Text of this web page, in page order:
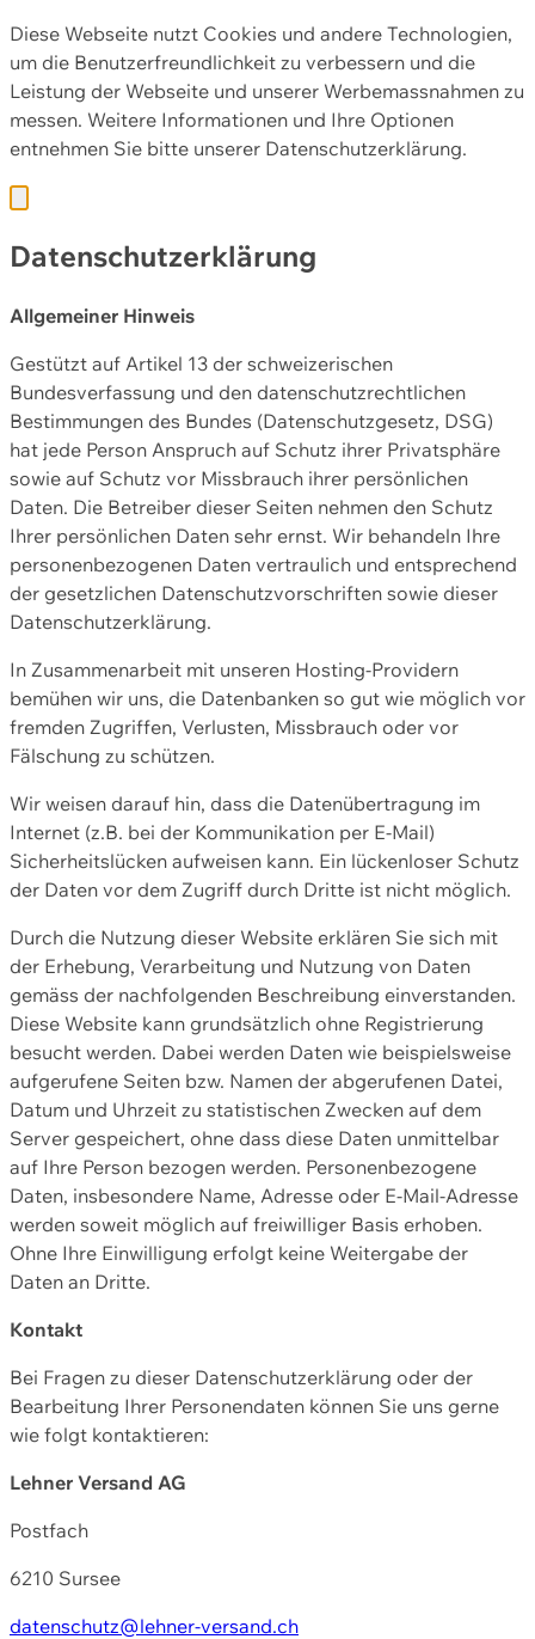
Diese Webseite nutzt Cookies und andere Technologien,
um die Benutzerfreundlichkeit zu verbessern und die
Leistung der Webseite und unserer Werbemassnahmen zu
messen. Weitere Informationen und Ihre Optionen
entnehmen Sie bitte unserer Datenschutzerklärung.
Datenschutzerklärung
Allgemeiner Hinweis
Gestützt auf Artikel 13 der schweizerischen
Bundesverfassung und den datenschutzrechtlichen
Bestimmungen des Bundes (Datenschutzgesetz, DSG)
hat jede Person Anspruch auf Schutz ihrer Privatsphäre
sowie auf Schutz vor Missbrauch ihrer persönlichen
Daten. Die Betreiber dieser Seiten nehmen den Schutz
Ihrer persönlichen Daten sehr ernst. Wir behandeln Ihre
personenbezogenen Daten vertraulich und entsprechend
der gesetzlichen Datenschutzvorschriften sowie dieser
Datenschutzerklärung.
In Zusammenarbeit mit unseren Hosting-Providern
bemühen wir uns, die Datenbanken so gut wie möglich vor
fremden Zugriffen, Verlusten, Missbrauch oder vor
Fälschung zu schützen.
Wir weisen darauf hin, dass die Datenübertragung im
Internet (z.B. bei der Kommunikation per E-Mail)
Sicherheitslücken aufweisen kann. Ein lückenloser Schutz
der Daten vor dem Zugriff durch Dritte ist nicht möglich.
Durch die Nutzung dieser Website erklären Sie sich mit
der Erhebung, Verarbeitung und Nutzung von Daten
gemäss der nachfolgenden Beschreibung einverstanden.
Diese Website kann grundsätzlich ohne Registrierung
besucht werden. Dabei werden Daten wie beispielsweise
aufgerufene Seiten bzw. Namen der abgerufenen Datei,
Datum und Uhrzeit zu statistischen Zwecken auf dem
Server gespeichert, ohne dass diese Daten unmittelbar
auf Ihre Person bezogen werden. Personenbezogene
Daten, insbesondere Name, Adresse oder E-Mail-Adresse
werden soweit möglich auf freiwilliger Basis erhoben.
Ohne Ihre Einwilligung erfolgt keine Weitergabe der
Daten an Dritte.
Kontakt
Bei Fragen zu dieser Datenschutzerklärung oder der
Bearbeitung Ihrer Personendaten können Sie uns gerne
wie folgt kontaktieren:
Lehner Versand AG
Postfach
6210 Sursee
datenschutz@lehner-versand.ch